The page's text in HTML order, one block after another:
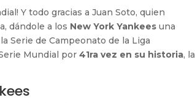
Y todo gracias a Juan Soto, quien
dándole a los New York Yankees una
Serie de Campeonato de la Liga
Mundial por41ra vez en su historia, la